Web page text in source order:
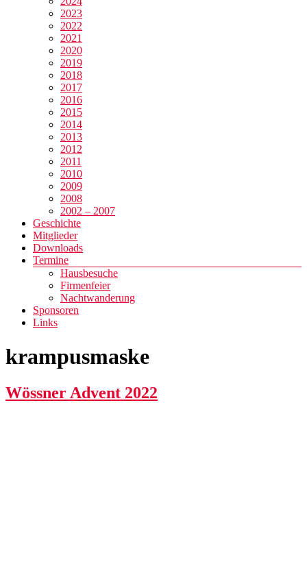
2023
2022
2021
2020
2019
2018
2017
2016
2015
2014
2013
2012
2011
2010
2009
2008
2002 – 2007
Geschichte
Mitglieder
Downloads
Termine
Hausbesuche
Firmenfeier
Nachtwanderung
Sponsoren
Links
krampusmaske
Wössner Advent 2022